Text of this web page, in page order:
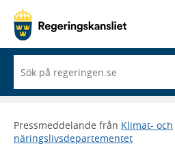
du
börjar
skriva
framträder
en
Pressmeddelande från Klimat- och
näringslivsdepartementet